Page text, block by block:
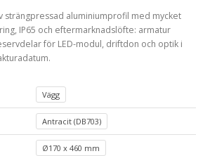
strängpressad aluminiumprofil med mycket
IP65 och eftermarknadslöfte: armatur
för LED-modul, driftdon och optik i
Vägg
Antracit (DB703)
Ø170 x 460 mm